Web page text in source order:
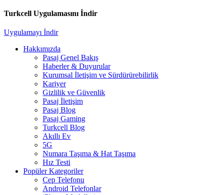
Turkcell Uygulamasını İndir
Uygulamayı İndir
Hakkımızda
Pasaj Genel Bakış
Haberler & Duyurular
Kurumsal İletişim ve Sürdürürebilirlik
Kariyer
Gizlilik ve Güvenlik
Pasaj İletişim
Pasaj Blog
Pasaj Gaming
Turkcell Blog
Akıllı Ev
5G
Numara Taşıma & Hat Taşıma
Hız Testi
Popüler Kategoriler
Cep Telefonu
Android Telefonlar